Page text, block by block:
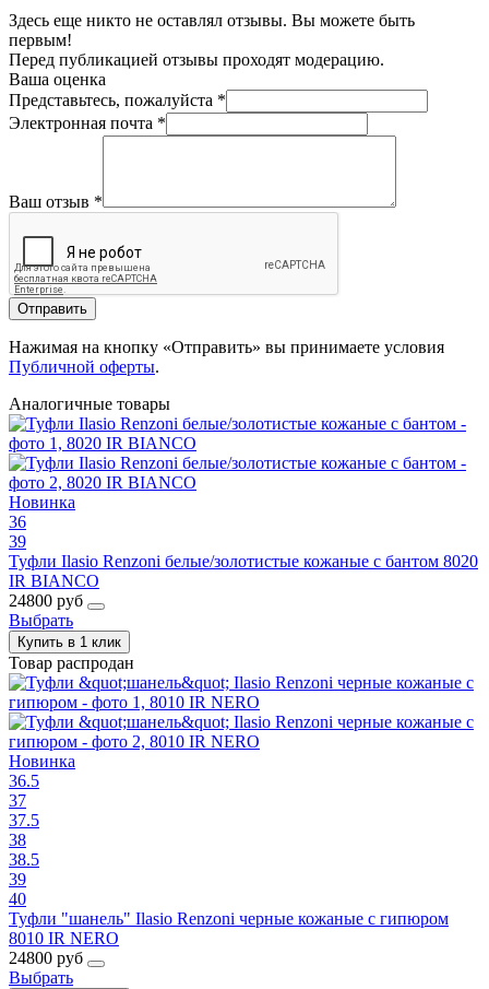
Здесь еще никто не оставлял отзывы. Вы можете быть
первым!
Перед публикацией отзывы проходят модерацию.
Ваша оценка
Представьтесь, пожалуйста *
Электронная почта *
Ваш отзыв *
Отправить
Нажимая на кнопку «Отправить» вы принимаете условия
Публичной оферты.
Аналогичные товары
Новинка
36
39
Туфли Ilasio Renzoni белые/золотистые кожаные с бантом 8020
IR BIANCO
24800 руб
Выбрать
Купить в 1 клик
Товар распродан
Новинка
36.5
37
37.5
38
38.5
39
40
Туфли "шанель" Ilasio Renzoni черные кожаные с гипюром
8010 IR NERO
24800 руб
Выбрать